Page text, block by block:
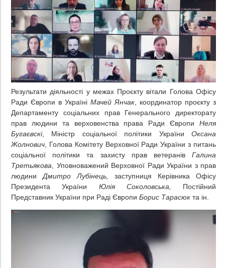
Результати діяльності у межах Проєкту вітали Голова Офісу
Ради Європи в Україні Мачей Янчак , координатор проєкту з
Департаменту соціальних прав Генерального директорату
прав людини та верховенства права Ради Європи Неля
Бугаєвскі, Міністр соціальної політики України Оксана
Жолнович , Голова Комітету Верховної Ради України з питань
соціальної політики та захисту прав ветеранів Галина
Третьякова , Уповноважений Верховної Ради України з прав
людини Дмитро Лубінець,
заступниця Керівника Офісу
Президента України Юлія Соколовська, Постійний
Представник України при Раді Європи Борис Тарасюк та ін.